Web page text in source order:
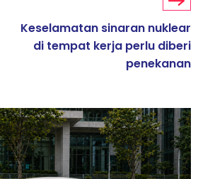
Keselamatan sinaran nuklear
di tempat kerja perlu diberi
penekanan